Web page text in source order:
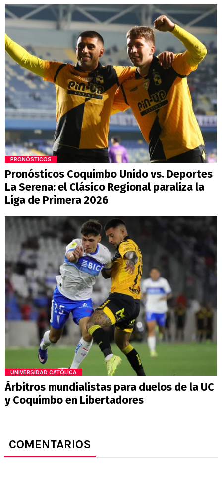
PRONÓSTICOS
Pronósticos Coquimbo Unido vs. Deportes
La Serena: el Clásico Regional paraliza la
Liga de Primera 2026
UNIVERSIDAD CATÓLICA
Árbitros mundialistas para duelos de la UC
y Coquimbo en Libertadores
COMENTARIOS